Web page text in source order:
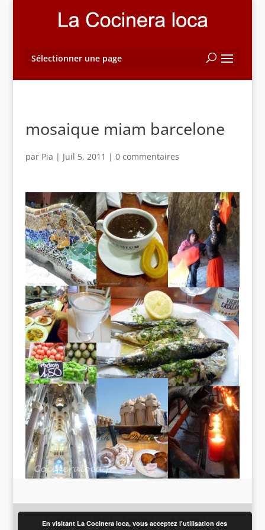
Sélectionner une page
mosaique miam barcelone
par Pia | Juil 5, 2011 | 0 commentaires
Contact Droits d’auteur A propos
En visitant La Cocinera loca, vous acceptez l'utilisation des